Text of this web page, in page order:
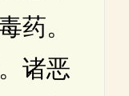
药。
诸恶